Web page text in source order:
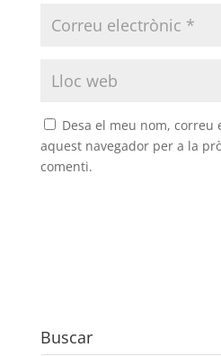
Desa el meu nom, correu
aquest navegador per a la
comenti.
Buscar